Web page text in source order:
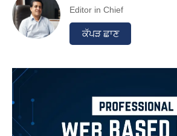
Editor in Chief
ਕੱਪੜ ਛਾਣ